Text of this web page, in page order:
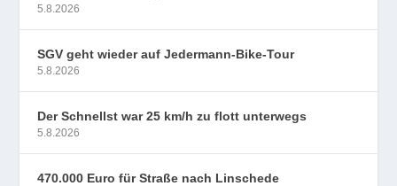
5.8.2026
SGV geht wieder auf Jedermann-Bike-Tour
5.8.2026
Der Schnellst war 25 km/h zu flott unterwegs
5.8.2026
470.000 Euro für Straße nach Linschede